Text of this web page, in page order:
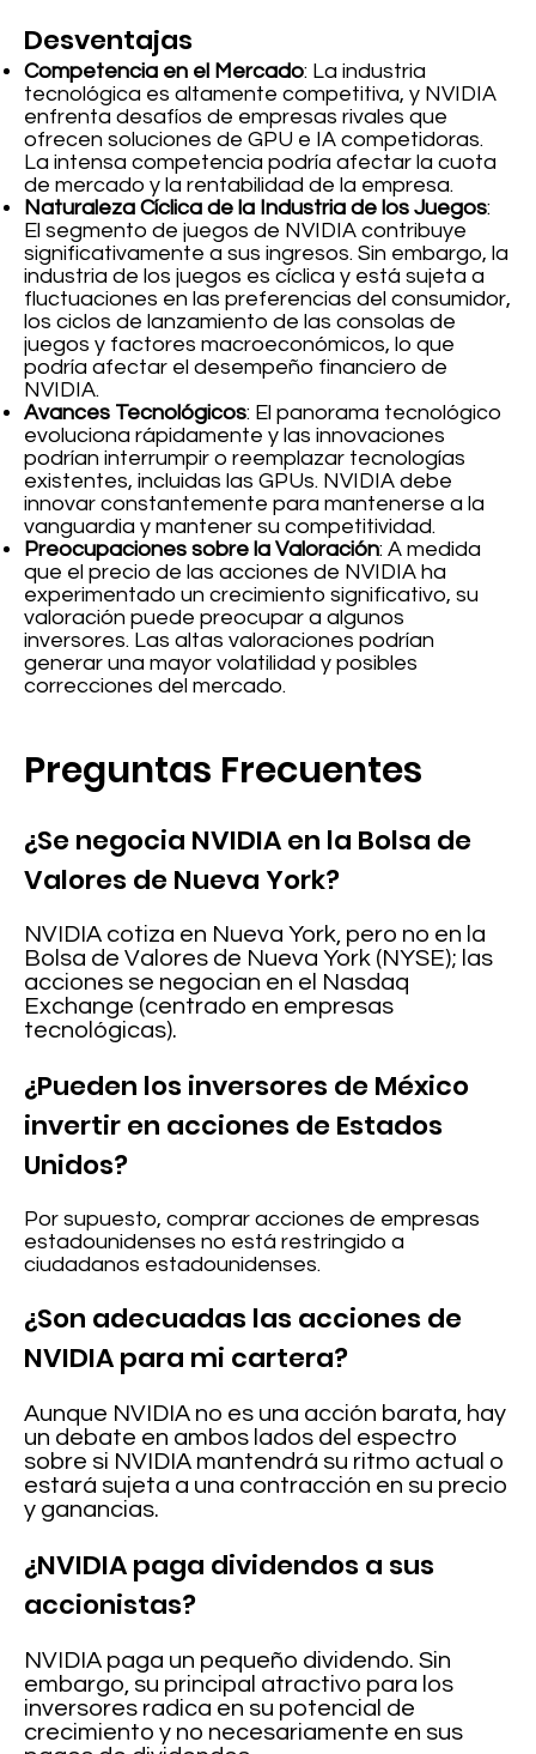
Desventajas
Competencia en el Mercado: La industria
tecnológica es altamente competitiva, y NVIDIA
enfrenta desafíos de empresas rivales que
ofrecen soluciones de GPU e IA competidoras.
La intensa competencia podría afectar la cuota
de mercado y la rentabilidad de la empresa.
Naturaleza Cíclica de la Industria de los Juegos:
El segmento de juegos de NVIDIA contribuye
significativamente a sus ingresos. Sin embargo, la
industria de los juegos es cíclica y está sujeta a
fluctuaciones en las preferencias del consumidor,
los ciclos de lanzamiento de las consolas de
juegos y factores macroeconómicos, lo que
podría afectar el desempeño financiero de
NVIDIA.
Avances Tecnológicos: El panorama tecnológico
evoluciona rápidamente y las innovaciones
podrían interrumpir o reemplazar tecnologías
existentes, incluidas las GPUs. NVIDIA debe
innovar constantemente para mantenerse a la
vanguardia y mantener su competitividad.
Preocupaciones sobre la Valoración: A medida
que el precio de las acciones de NVIDIA ha
experimentado un crecimiento significativo, su
valoración puede preocupar a algunos
inversores. Las altas valoraciones podrían
generar una mayor volatilidad y posibles
correcciones del mercado.
Preguntas Frecuentes
¿Se negocia NVIDIA en la Bolsa de
Valores de Nueva York?
NVIDIA cotiza en Nueva York, pero no en la
Bolsa de Valores de Nueva York (NYSE); las
acciones se negocian en el Nasdaq
Exchange (centrado en empresas
tecnológicas).
¿Pueden los inversores de México
invertir en acciones de Estados
Unidos?
Por supuesto, comprar acciones de empresas
estadounidenses no está restringido a
ciudadanos estadounidenses.
¿Son adecuadas las acciones de
NVIDIA para mi cartera?
Aunque NVIDIA no es una acción barata, hay
un debate en ambos lados del espectro
sobre si NVIDIA mantendrá su ritmo actual o
estará sujeta a una contracción en su precio
y ganancias.
¿NVIDIA paga dividendos a sus
accionistas?
NVIDIA paga un pequeño dividendo. Sin
embargo, su principal atractivo para los
inversores radica en su potencial de
crecimiento y no necesariamente en sus